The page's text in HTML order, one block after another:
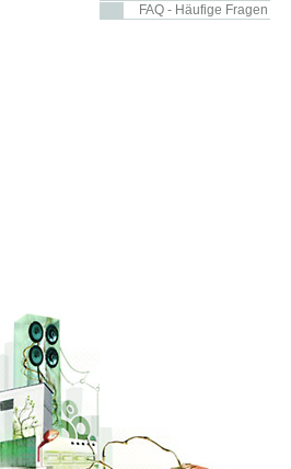
FAQ - Häufige Fragen